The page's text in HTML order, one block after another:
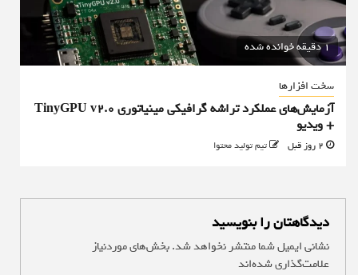
1 دقیقه خوانده شده
سخت افزارها
آزمایش‌های عملکرد تراشه گرافیکی مینیاتوری TinyGPU v2.0
+ ویدیو
تیم تولید محتوا
دیدگاهتان را بنویسید
نشانی ایمیل شما منتشر نخواهد شد.بخش‌های موردنیاز
علامت‌گذاری شده‌اند